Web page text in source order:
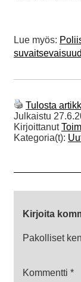
Lue myös:
Tulosta
Julkaistu
Kirjoittanut
Kategoria(t):
Kirjoita
Pakolliset
Kommentti *